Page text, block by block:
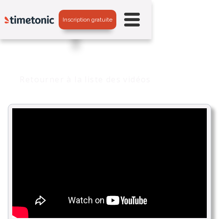
Inscription gratuite